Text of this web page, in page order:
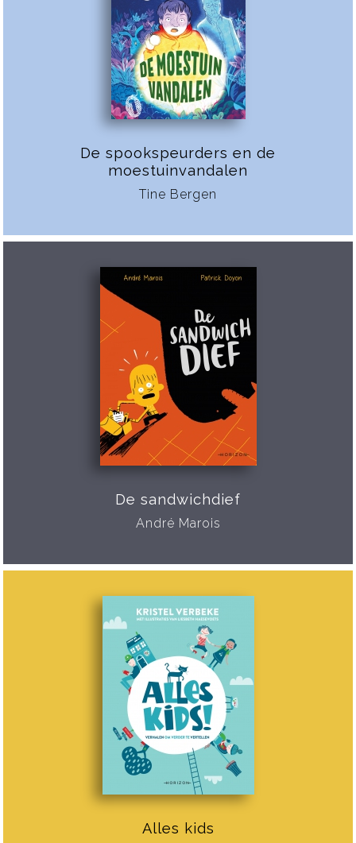
De spookspeurders en de
moestuinvandalen
Tine Bergen
De sandwichdief
André Marois
Alles kids